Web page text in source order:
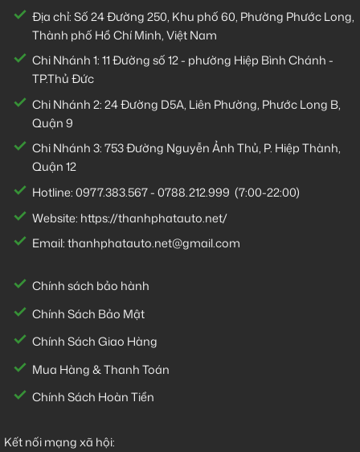
Địa chỉ: Số 24 Đường 250, Khu phố 60, Phường Phước Long,
Thành phố Hồ Chí Minh, Việt Nam
Chi Nhánh 1:11 Đường số 12 - phường Hiệp Bình Chánh -
TP.Thủ Đức
Chi Nhánh 2:24 Đường D5A, Liên Phường, Phước Long B,
Quận 9
Chi Nhánh 3:753 Đường Nguyễn Ảnh Thủ, P. Hiệp Thành,
Quận 12
Hotline:0977.383.567-0788.212.999 (7:00-22:00)
Website: https://thanhphatauto.net/
Email:thanhphatauto.net@gmail.com
Chính sách bảo hành
Chính Sách Bảo Mật
Chính Sách Giao Hàng
Mua Hàng & Thanh Toán
Chính Sách Hoàn Tiền
Kết nối mạng xã hội: